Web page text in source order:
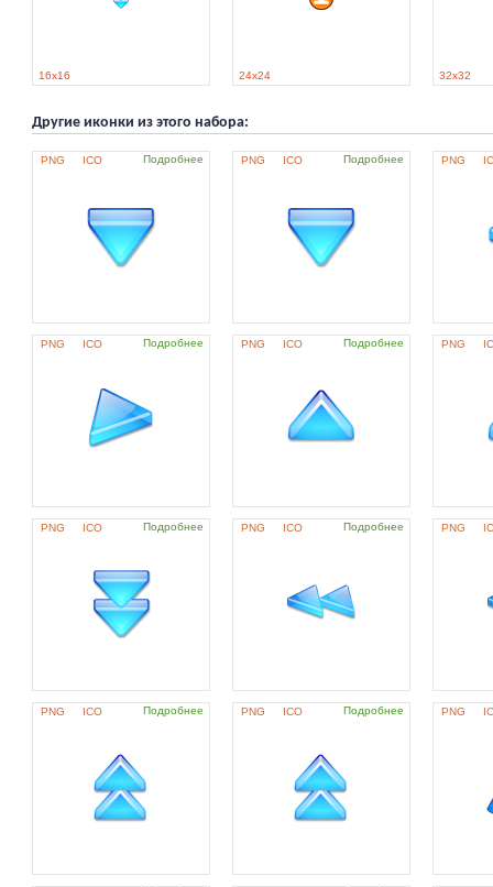
16x16 24x24 32x32
Другие иконки из этого набора:
PNG ICO Подробнее PNG ICO Подробнее PNG
PNG ICO Подробнее PNG ICO Подробнее PNG
PNG ICO Подробнее PNG ICO Подробнее PNG
PNG ICO Подробнее PNG ICO Подробнее PNG